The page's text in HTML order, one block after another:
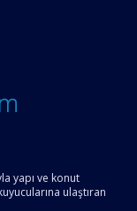
yapı ve konut
ulaştıran